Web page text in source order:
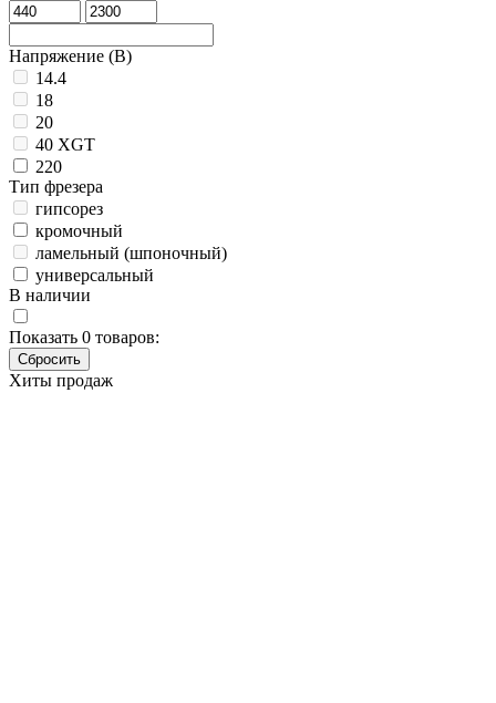
Напряжение (В)
14.4
18
20
40 XGT
220
Тип фрезера
гипсорез
кромочный
ламельный (шпоночный)
универсальный
В наличии
Показать 0 товаров:
Хиты продаж